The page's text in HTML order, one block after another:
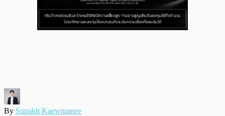
By Supakit Kaewmanee